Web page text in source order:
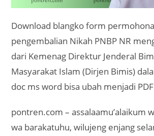
Download blangko form
pengembalian Nikah PNBP NR
dari Kemenag Direktur Jenderal
Masyarakat Islam (Dirjen Bimis)
doc ms word bisa ubah menjadi
pontren.com – assalaamu’alaikum
wa barakatuhu, wilujeng enjang